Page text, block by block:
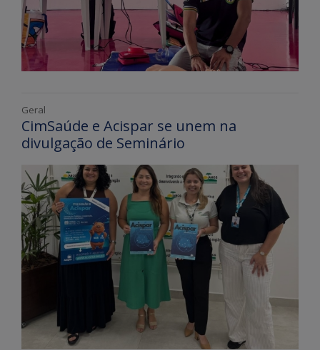
Geral
CimSaúde e Acispar se unem na
divulgação de Seminário